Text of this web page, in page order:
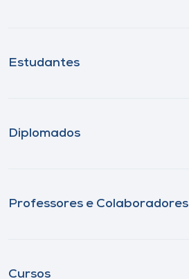
Estudantes
Diplomados
Professores e Colaboradores
Cursos